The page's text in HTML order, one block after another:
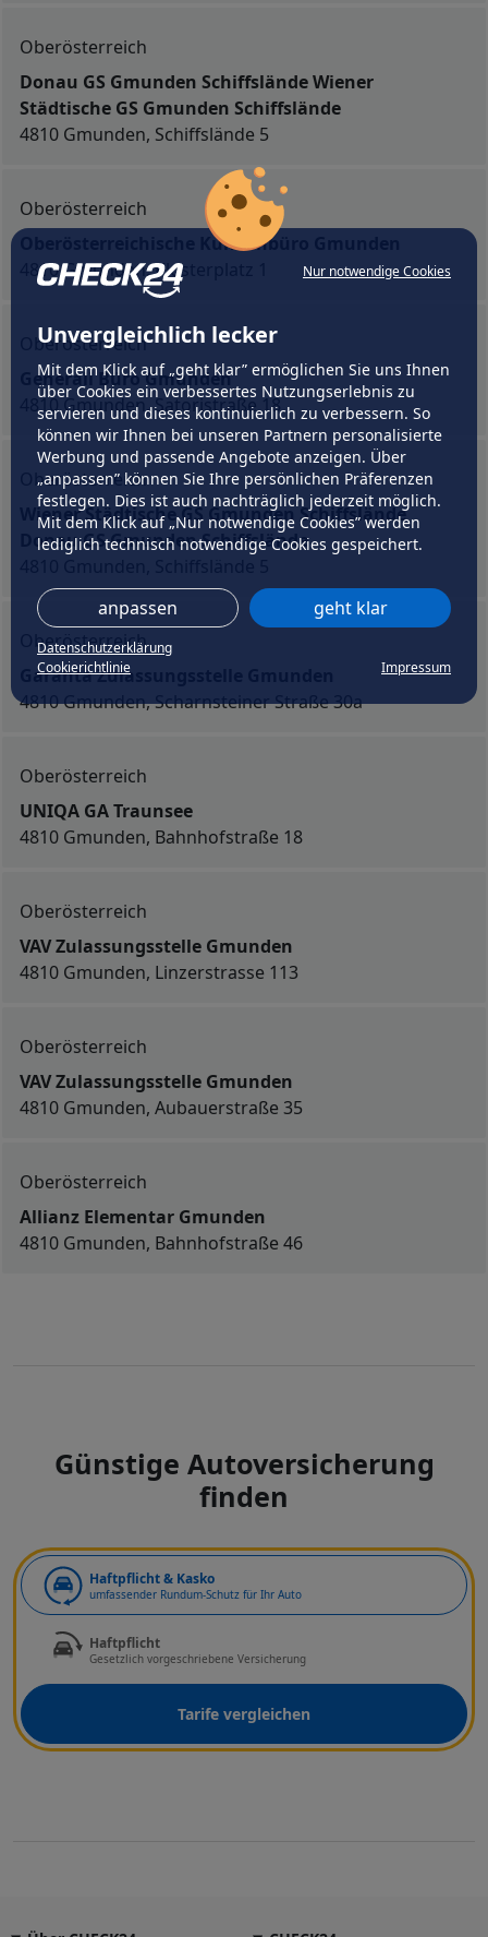
Nur notwendige Cookies
Unvergleichlich lecker
Mit dem Klick auf „geht klar” ermöglichen Sie uns Ihnen
über Cookies ein verbessertes Nutzungserlebnis zu
servieren und dieses kontinuierlich zu verbessern. So
können wir Ihnen bei unseren Partnern personalisierte
Werbung und passende Angebote anzeigen. Über
„anpassen” können Sie Ihre persönlichen Präferenzen
festlegen. Dies ist auch nachträglich jederzeit möglich.
Mit dem Klick auf „Nur notwendige Cookies” werden
lediglich technisch notwendige Cookies gespeichert.
anpassen geht klar
Datenschutzerklärung
Cookierichtlinie
Impressum
Oberösterreich
Donau GS Gmunden Schiffslände Wiener
Städtische GS Gmunden Schiffslände
4810 Gmunden, Schiffslände 5
Oberösterreich
Oberösterreichische Kundenbüro Gmunden
4810 Gmunden, Klosterplatz 1
Oberösterreich
Generali Büro Gmunden
4810 Gmunden, Satoristraße 18
Oberösterreich
Wiener Städtische GS Gmunden Schiffslände
Donau GS Gmunden Schiffslände
Oberösterreich
Garanta Zulassungsstelle Gmunden
4810 Gmunden, Scharnsteiner Straße 30a
Oberösterreich
UNIQA GA Traunsee
4810 Gmunden, Bahnhofstraße 18
Oberösterreich
VAV Zulassungsstelle Gmunden
4810 Gmunden, Linzerstrasse 113
Oberösterreich
VAV Zulassungsstelle Gmunden
4810 Gmunden, Aubauerstraße 35
Oberösterreich
Allianz Elementar Gmunden
4810 Gmunden, Bahnhofstraße 46
Günstige Autoversicherung
finden
Haftpflicht & Kasko
umfassender Rundum-Schutz für Ihr Auto
Haftpflicht
Gesetzlich vorgeschriebene Versicherung
Tarife vergleichen